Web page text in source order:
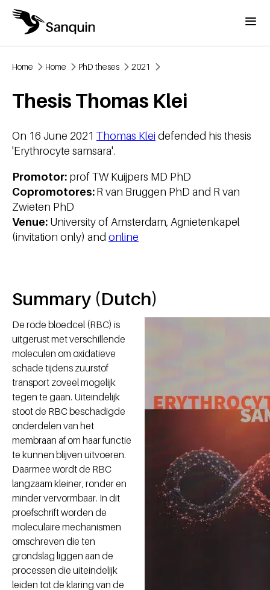
Skip to main content
Menu
Home Home PhD theses 2021
Thesis Thomas Klei
On 16 June 2021 Thomas Klei defended his thesis
'Erythrocyte samsara'.
Promotor: prof TW Kuijpers MD PhD
Copromotores:R van Bruggen PhD and R van
Zwieten PhD
Venue: University of Amsterdam, Agnietenkapel
(invitation only) and online
Summary (Dutch)
De rode bloedcel (RBC) is
uitgerust met verschillende
moleculen om oxidatieve
schade tijdens zuurstof
transport zoveel mogelijk
tegen te gaan. Uiteindelijk
stoot de RBC beschadigde
onderdelen van het
membraan af om haar functie
te kunnen blijven uitvoeren.
Daarmee wordt de RBC
langzaam kleiner, ronder en
minder vervormbaar. In dit
proefschrift worden de
moleculaire mechanismen
omschreven die ten
grondslag liggen aan de
processen die uiteindelijk
leiden tot de klaring van de